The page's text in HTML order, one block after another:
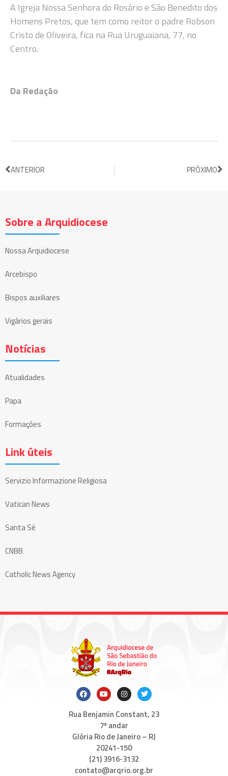
A Igreja Nossa Senhora do Rosário e São Benedito dos
Homens Pretos, que tem como reitor o padre Robson
Cristo de Oliveira, fica na Rua Uruguaiana, 77, no
Centro.
Da Redação
ANTERIOR PRÓXIMO
Sobre a Arquidiocese
Nossa Arquidiocese
Arcebispo
Bispos auxiliares
Vigários gerais
Notícias
Atualidades
Papa
Formações
Link úteis
Servizio Informazione Religiosa
Vatican News
Santa Sé
CNBB
Catholic News Agency
Rua Benjamin Constant, 23
7º andar
Glória Rio de Janeiro – RJ
20241-150
(21) 3916-3132
contato@arqrio.org.br